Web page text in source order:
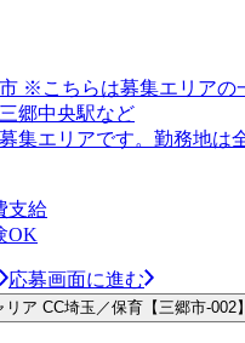
※こちらは募集エリアの
郷中央駅など
集エリアです。勤務地は
支給
OK
応募画面に進む
リア CC埼玉／保育【三郷市-002